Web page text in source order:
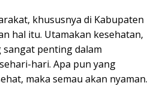
khususnya di Kabupaten
hal itu. Utamakan kesehatan,
penting dalam
hari. Apa pun yang
maka semau akan nyaman.